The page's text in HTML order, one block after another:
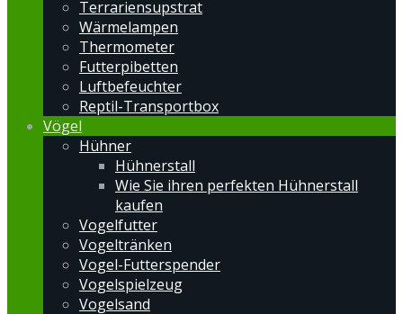
Terrariensupstrat
Wärmelampen
Thermometer
Futterpibetten
Luftbefeuchter
Reptil-Transportbox
Vögel
Hühner
Hühnerstall
Wie Sie ihren perfekten Hühnerstall
kaufen
Vogelfutter
Vogeltränken
Vogel-Futterspender
Vogelspielzeug
Vogelsand